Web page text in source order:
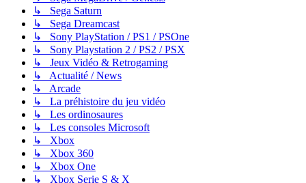
↳ Sega Saturn
↳ Sega Dreamcast
↳ Sony PlayStation / PS1 / PSOne
↳ Sony Playstation 2 / PS2 / PSX
↳ Jeux Vidéo & Retrogaming
↳ Actualité / News
↳ Arcade
↳ La préhistoire du jeu vidéo
↳ Les ordinosaures
↳ Les consoles Microsoft
↳ Xbox
↳ Xbox 360
↳ Xbox One
↳ Xbox Serie S & X